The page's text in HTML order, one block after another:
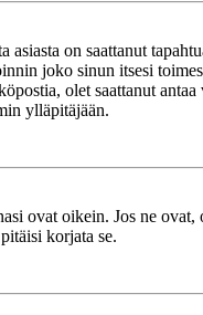
on saattanut
joko sinun itsesi
olet saattanut
ylläpitäjään.
ovat oikein. Jos ne
korjata se.